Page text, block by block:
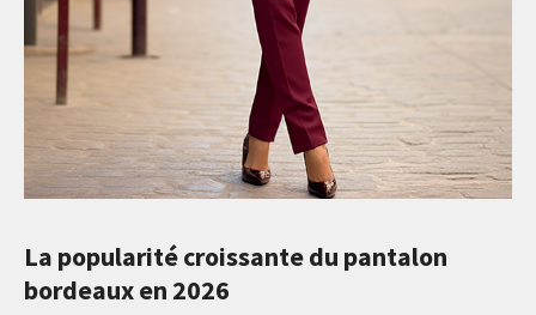
La popularité croissante du pantalon
bordeaux en 2026